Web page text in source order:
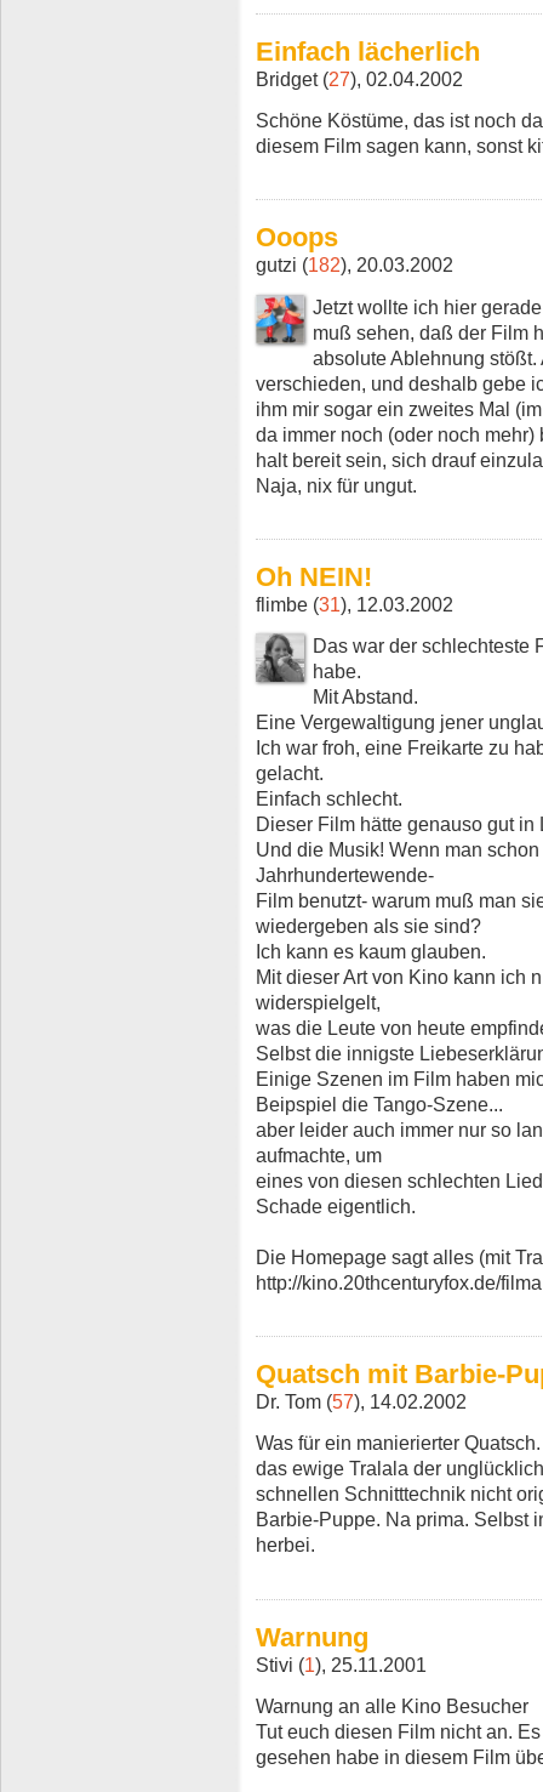
Einfach lächerlich
Bridget (27), 02.04.2002
Schöne Köstüme, das ist noch
diesem Film sagen kann, sonst
Ooops
gutzi (182), 20.03.2002
Jetzt wollte ich hier
muß sehen, daß der Film
absolute Ablehnung
verschieden, und deshalb gebe
ihm mir sogar ein zweites Mal
da immer noch (oder noch
halt bereit sein, sich drauf
Naja, nix für ungut.
Oh NEIN!
flimbe (31), 12.03.2002
Das war der schlechteste
habe.
Mit Abstand.
Eine Vergewaltigung jener
Ich war froh, eine Freikarte zu
gelacht.
Einfach schlecht.
Dieser Film hätte genauso gut
Und die Musik! Wenn man
Jahrhundertewende-
Film benutzt- warum muß man
wiedergeben als sie sind?
Ich kann es kaum glauben.
Mit dieser Art von Kino kann ich
widerspielgelt,
was die Leute von heute
Selbst die innigste
Einige Szenen im Film haben
Beipspiel die Tango-Szene...
aber leider auch immer nur so
aufmachte, um
eines von diesen schlechten
Schade eigentlich.
Die Homepage sagt alles (mit
http://kino.20thcenturyfox.de/
Quatsch mit Barbie-
Dr. Tom (57), 14.02.2002
Was für ein manierierter
das ewige Tralala der
schnellen Schnitttechnik nicht
Barbie-Puppe. Na prima. Selbst
herbei.
Warnung
Stivi (1), 25.11.2001
Warnung an alle Kino Besucher
Tut euch diesen Film nicht an.
gesehen habe in diesem Film